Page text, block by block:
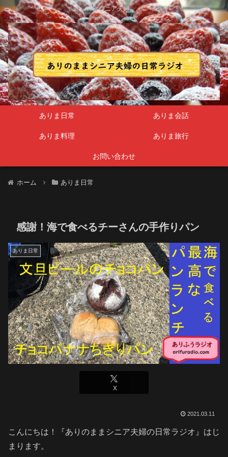
シニア夫婦
ありま日常 ありま会話
ありま料理 ありま旅行
お問い合わせ
ホーム ありま日常
感謝！海で食べるチーさんの手作りパン
ありま日常
X
2021.03.11
こんにちは！『ありのままシニア夫婦の日常ラジオ』はじ
まります。